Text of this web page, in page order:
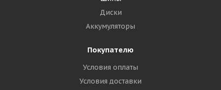
Диски
Аккумуляторы
Покупателю
Условия оплаты
Условия доставки